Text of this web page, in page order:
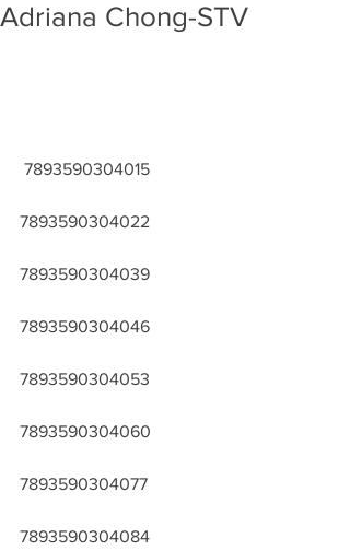
Adriana Chong-STV
7893590304015
7893590304022
7893590304039
7893590304046
7893590304053
7893590304060
7893590304077
7893590304084